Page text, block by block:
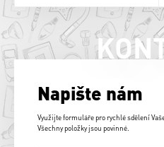
Napište nám
Využijte formuláře pro rychlé sdělení
Všechny položky jsou povinné.